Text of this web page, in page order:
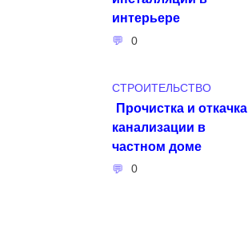
интерьере
0
СТРОИТЕЛЬСТВО
Прочистка и откачка
канализации в
частном доме
0